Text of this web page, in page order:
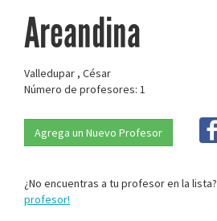
Areandina
Valledupar , César
Número de profesores: 1
Agrega un Nuevo Profesor
¿No encuentras a tu profesor en la lista?
profesor!